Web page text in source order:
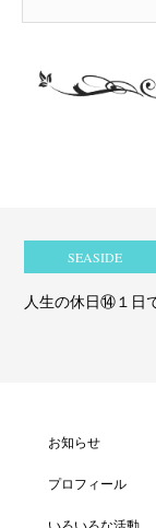
SEASIDE
人生の休日⑭１日
お知らせ
プロフィール